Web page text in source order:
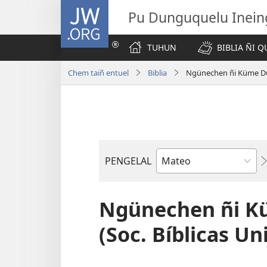
JW.ORG
Pu Dunguquelu
TUHUN BIBLIA ÑI
Chem taiñ entuel Biblia Ngünechen ñi Küme
PENGELAL
Lifru
Ngünechen ñi
(Soc. Bíblicas